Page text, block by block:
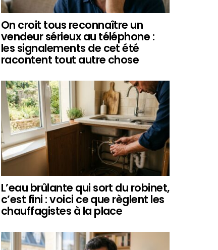
On croit tous reconnaître un
vendeur sérieux au téléphone :
les signalements de cet été
racontent tout autre chose
L’eau brûlante qui sort du robinet,
c’est fini : voici ce que règlent les
chauffagistes à la place